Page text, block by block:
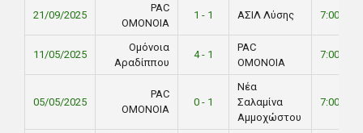
21/09/2025
PAC
ΟΜΟΝΟΙΑ
1 - 1 ΑΣΙΛ Λύσης 7:00 PM
11/05/2025
Ομόνοια
Αραδίππου
4 - 1
PAC
ΟΜΟΝΟΙΑ
7:00 PM
05/05/2025
PAC
ΟΜΟΝΟΙΑ
0 - 1
Νέα
Σαλαμίνα
Αμμοχώστου
7:00 PM